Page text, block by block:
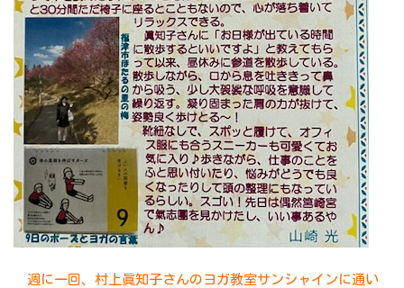
週に一回、村上眞知子さんのヨガ教室サンシャインに通い